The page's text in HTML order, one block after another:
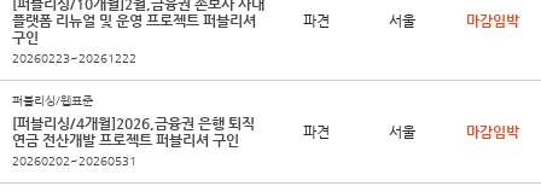
플랫폼 리뉴얼 및 운영 프로젝트 퍼블리셔
구인
20260223~20261222
파견 서울 마감임박
퍼블리싱/웹표준
[퍼블리싱/4개월]2026,금융권 은행 퇴직
연금 전산개발 프로젝트 퍼블리셔 구인
20260202~20260531
파견 서울 마감임박